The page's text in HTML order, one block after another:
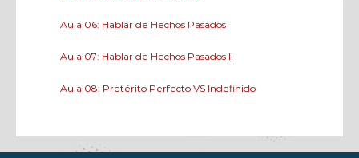
Aula 06: Hablar de Hechos Pasados
Aula 07: Hablar de Hechos Pasados II
Aula 08: Pretérito Perfecto VS Indefinido
Aula 10: Demostrativos Parte II